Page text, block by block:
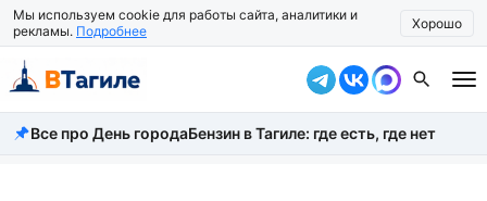
Мы используем cookie для работы сайта, аналитики и
рекламы. Подробнее Хорошо
Все новости
Все про День городаБензин в Тагиле: где есть, где нет